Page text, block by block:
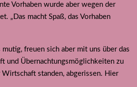
Vorhaben wurde aber wegen der
„Das macht Spaß, das Vorhaben
freuen sich aber mit uns über das
und Übernachtungsmöglichkeiten zu
standen, abgerissen. Hier